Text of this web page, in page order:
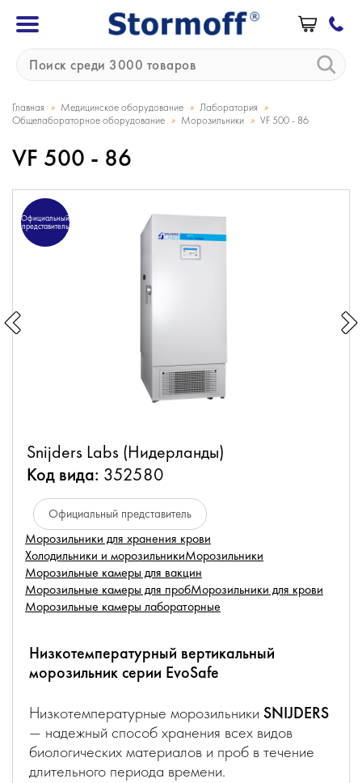
Главная » Медицинское оборудование » Лаборатория »
Общелабораторное оборудование » Морозильники » VF 500 - 86
VF 500 - 86
Официальный
представитель
Snijders Labs (Нидерланды)
Код вида: 352580
Официальный представитель
Морозильники для хранения крови
Холодильники и морозильникиМорозильники
Морозильные камеры для вакцин
Морозильные камеры для пробМорозильники для крови
Морозильные камеры лабораторные
Низкотемпературный вертикальный
морозильник серии EvoSafe
Низкотемпературные морозильники SNIJDERS
— надежный способ хранения всех видов
биологических материалов и проб в течение
длительного периода времени.